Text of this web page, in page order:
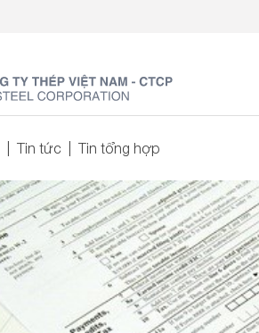
Tin tức Tin tổng hợp